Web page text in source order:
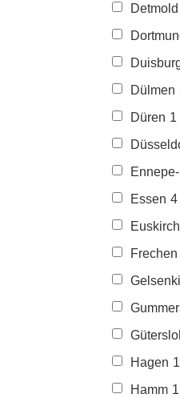
Detmold
Dülmen
Düren 1
Essen 4
Frechen
Hagen 1
Hamm 1